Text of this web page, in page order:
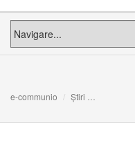
e-communio Știri